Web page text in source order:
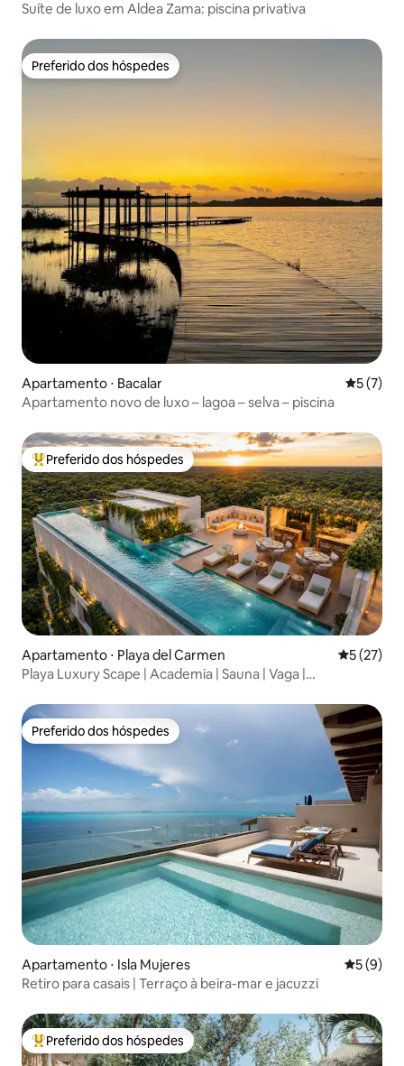
Suíte de luxo em Aldea Zama: piscina privativa
Preferido dos hóspedes
Preferido dos hóspedes
Apartamento ⋅ Bacalar 5 de
5 (7)
Apartamento novo de luxo – lagoa – selva – piscina
Entre os melhores preferidos dos hóspedes
Preferido dos hóspedes
Apartamento ⋅ Playa del Carmen 5 de uma
5 (27)
Playa Luxury Scape | Academia | Sauna | Vaga |
Preferido dos hóspedes
Preferido dos hóspedes
Apartamento ⋅ Isla Mujeres 5 de
5 (9)
Retiro para casais | Terraço à beira-mar e jacuzzi
Entre os melhores preferidos dos hóspedes
Preferido dos hóspedes